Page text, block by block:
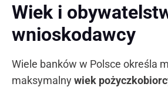
Wiek i
wnioskodawcy
Wiele banków w Polsce określa
maksymalnywiek